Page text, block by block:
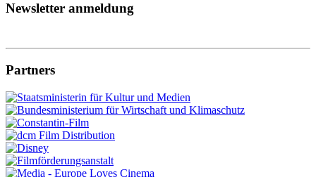
Newsletter anmeldung
Partners